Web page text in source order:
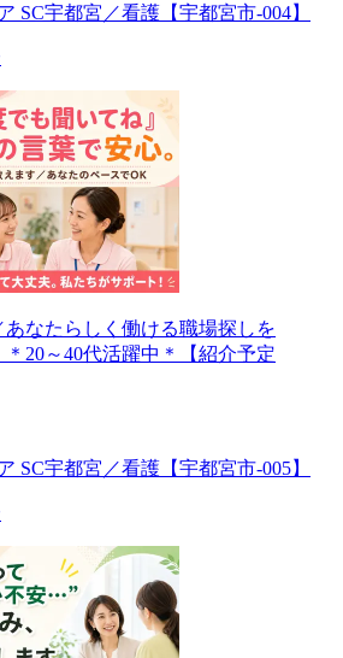
SC宇都宮／看護【宇都宮市-004】
あなたらしく働ける職場探しを
20～40代活躍中＊【紹介予定
SC宇都宮／看護【宇都宮市-005】